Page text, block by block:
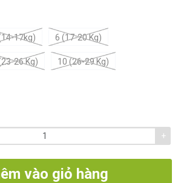
17kg) 6 (17-20 Kg)
26 Kg) 10 (26-29 Kg)
+
vào giỏ hàng